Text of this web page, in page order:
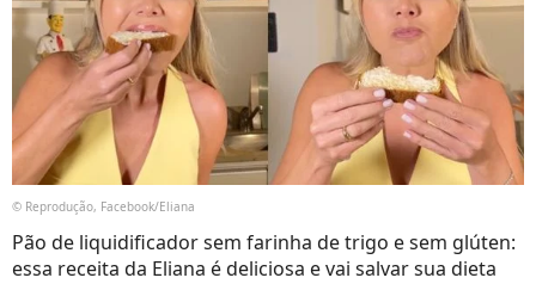
© Reprodução, Facebook/Eliana
Pão de liquidificador sem farinha de trigo e sem glúten:
essa receita da Eliana é deliciosa e vai salvar sua dieta